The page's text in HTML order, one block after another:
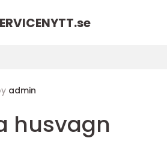
se
admin
husvagn